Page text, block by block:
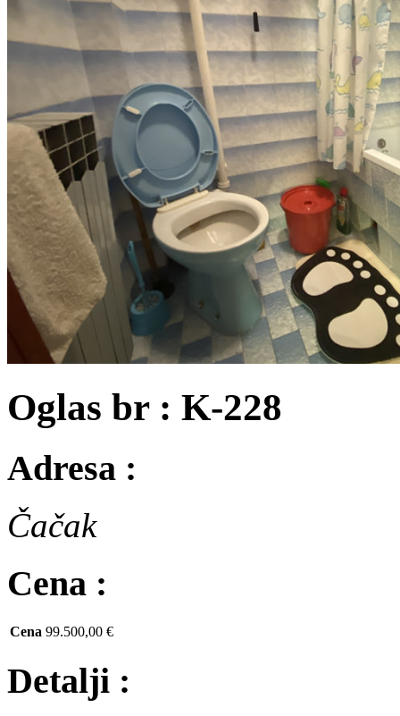
Oglas br : K-228
Adresa :
Čačak
Cena :
Cena 99.500,00 €
Detalji :